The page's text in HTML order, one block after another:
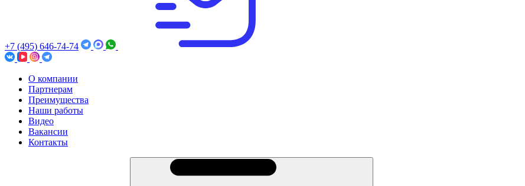
+7 (495) 646-74-74
О компании
Партнерам
Преимущества
Наши работы
Видео
Вакансии
Контакты